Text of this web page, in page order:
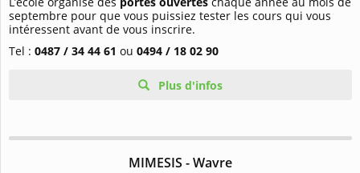
septembre pour que vous puissiez tester les cours qui vous
intéressent avant de vous inscrire.
Tel : 0487 / 34 44 61 ou 0494 / 18 02 90
Plus d'infos
MIMESIS - Wavre